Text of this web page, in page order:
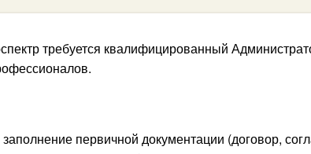
требуется квалифицированный
первичной документации (договор,